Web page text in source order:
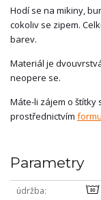
Hodí se na mikiny,
cokoliv se zipem.
barev.
Materiál je
neopere se.
Máte-li zájem o
prostřednictvím
Parametry
údržba